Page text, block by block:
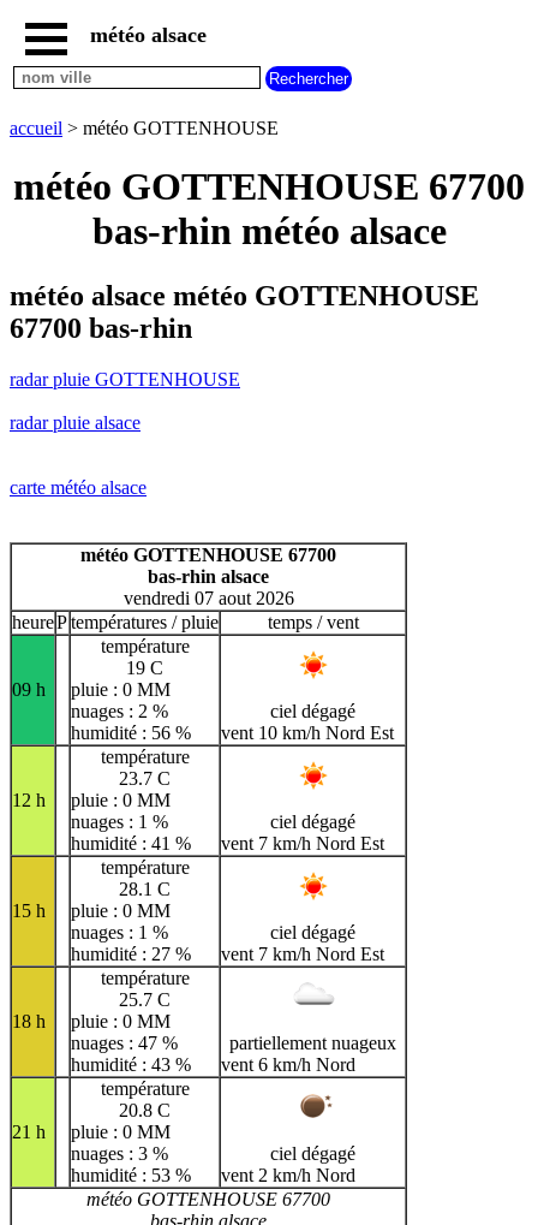
accueil
radar
GOTTENHOUSE
météo
alsace
carte
météo
météo
H
I J K L M
N
T
U
V
W X Y Z
météo alsace
accueil > météo GOTTENHOUSE
météo GOTTENHOUSE 67700
bas-rhin météo alsace
météo alsace météo GOTTENHOUSE
67700 bas-rhin
radar pluie GOTTENHOUSE
radar pluie alsace
carte météo alsace
météo GOTTENHOUSE 67700
bas-rhin alsace
vendredi 07 aout 2026
heurePtempératures / pluie temps / vent
09 h
température
19 C
pluie : 0 MM
nuages : 2 %
humidité : 56 %
ciel dégagé
vent 10 km/h Nord Est
12 h
température
23.7 C
pluie : 0 MM
nuages : 1 %
humidité : 41 %
ciel dégagé
vent 7 km/h Nord Est
15 h
température
28.1 C
pluie : 0 MM
nuages : 1 %
humidité : 27 %
ciel dégagé
vent 7 km/h Nord Est
18 h
température
25.7 C
pluie : 0 MM
nuages : 47 %
humidité : 43 %
partiellement nuageux
vent 6 km/h Nord
21 h
température
20.8 C
pluie : 0 MM
nuages : 3 %
humidité : 53 %
ciel dégagé
vent 2 km/h Nord
météo GOTTENHOUSE 67700
bas-rhin alsace